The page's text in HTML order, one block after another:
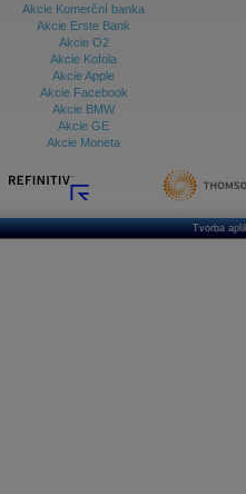
Akcie Komerční banka
Akcie Erste Bank
Akcie O2
Akcie Kofola
Akcie Apple
Akcie Facebook
Akcie BMW
Akcie GE
Akcie Moneta
Tvorba